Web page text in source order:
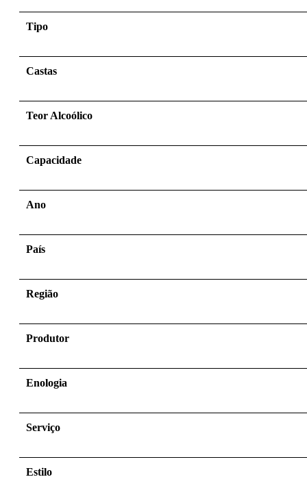
Tipo
Castas
Teor Alcoólico
Capacidade
Ano
País
Região
Produtor
Enologia
Serviço
Estilo